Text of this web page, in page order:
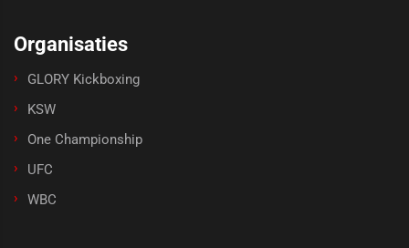
Organisaties
GLORY Kickboxing
KSW
One Championship
UFC
WBC